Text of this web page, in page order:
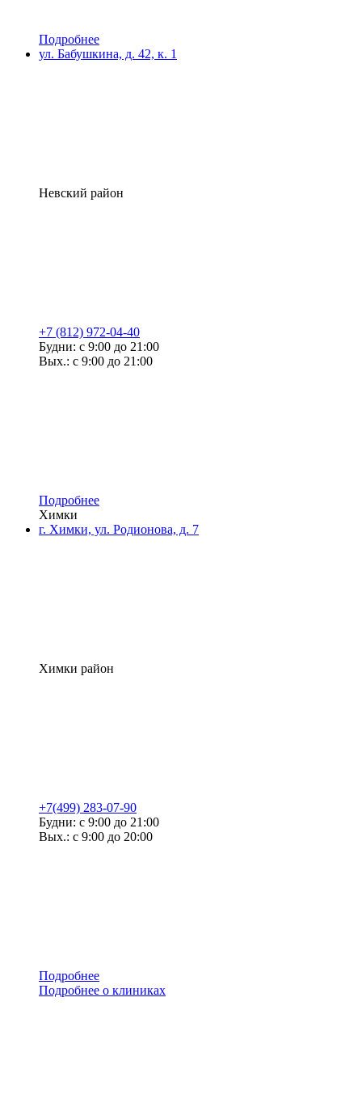
Подробнее
ул. Бабушкина, д. 42, к. 1
Невский район
+7 (812) 972-04-40
Будни: с 9:00 до 21:00
Вых.: с 9:00 до 21:00
Подробнее
Химки
г. Химки, ул. Родионова, д. 7
Химки район
+7(499) 283-07-90
Будни: с 9:00 до 21:00
Вых.: с 9:00 до 20:00
Подробнее
Подробнее о клиниках